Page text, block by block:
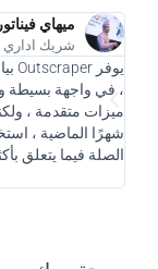
ميهاي
شريك اداري
، في واجهة بسيطة
ميزات متقدمة ،
الصلة فيما يتعلق بأكثر من 120